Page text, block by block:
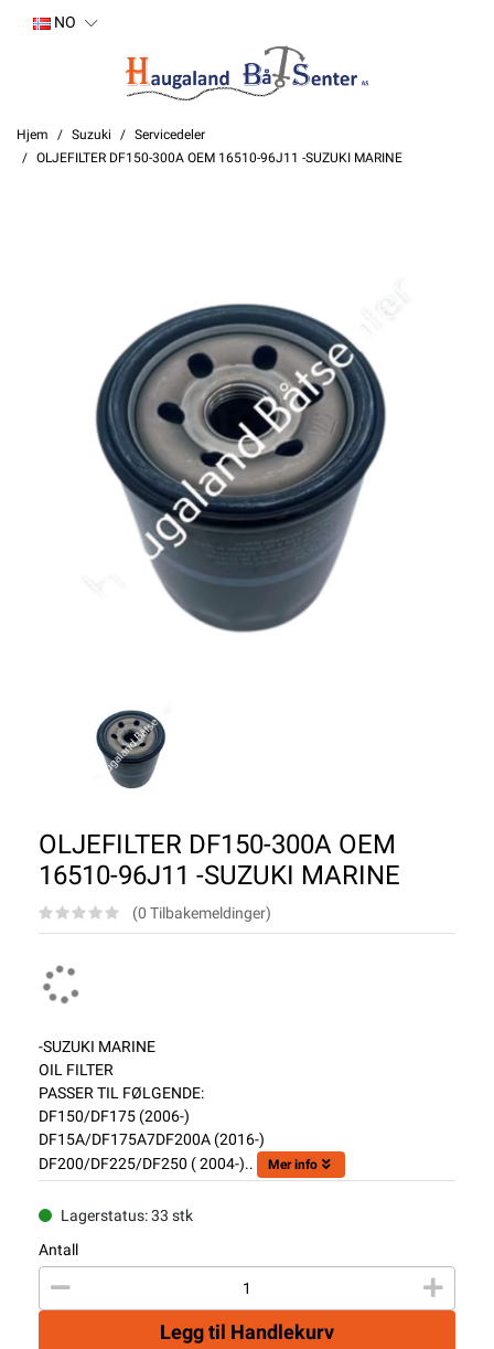
NO
Hjem Suzuki
Servicedeler
OLJEFILTER DF150-300A OEM 16510-96J11 -SUZUKI MARINE
OLJEFILTER DF150-300A OEM
16510-96J11 -SUZUKI MARINE
(0 Tilbakemeldinger)
-SUZUKI MARINE
OIL FILTER
PASSER TIL FØLGENDE:
DF150/DF175 (2006-)
DF15A/DF175A7DF200A (2016-)
DF200/DF225/DF250 ( 2004-)..
Mer info
Lagerstatus: 33 stk
Antall
Legg til Handlekurv